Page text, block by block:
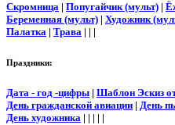
Скромница | Попугайчик (мульт) |
Беременная (мульт) | Художник
Палатка | Трава | | |
Праздники:
Дата - год -цифры | Шаблон Эскиз
День гражданской авиации | День
День художника | | | | |